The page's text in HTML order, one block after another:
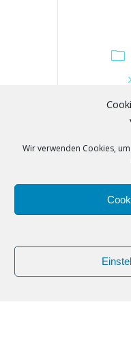
Wir verwenden Cookies,